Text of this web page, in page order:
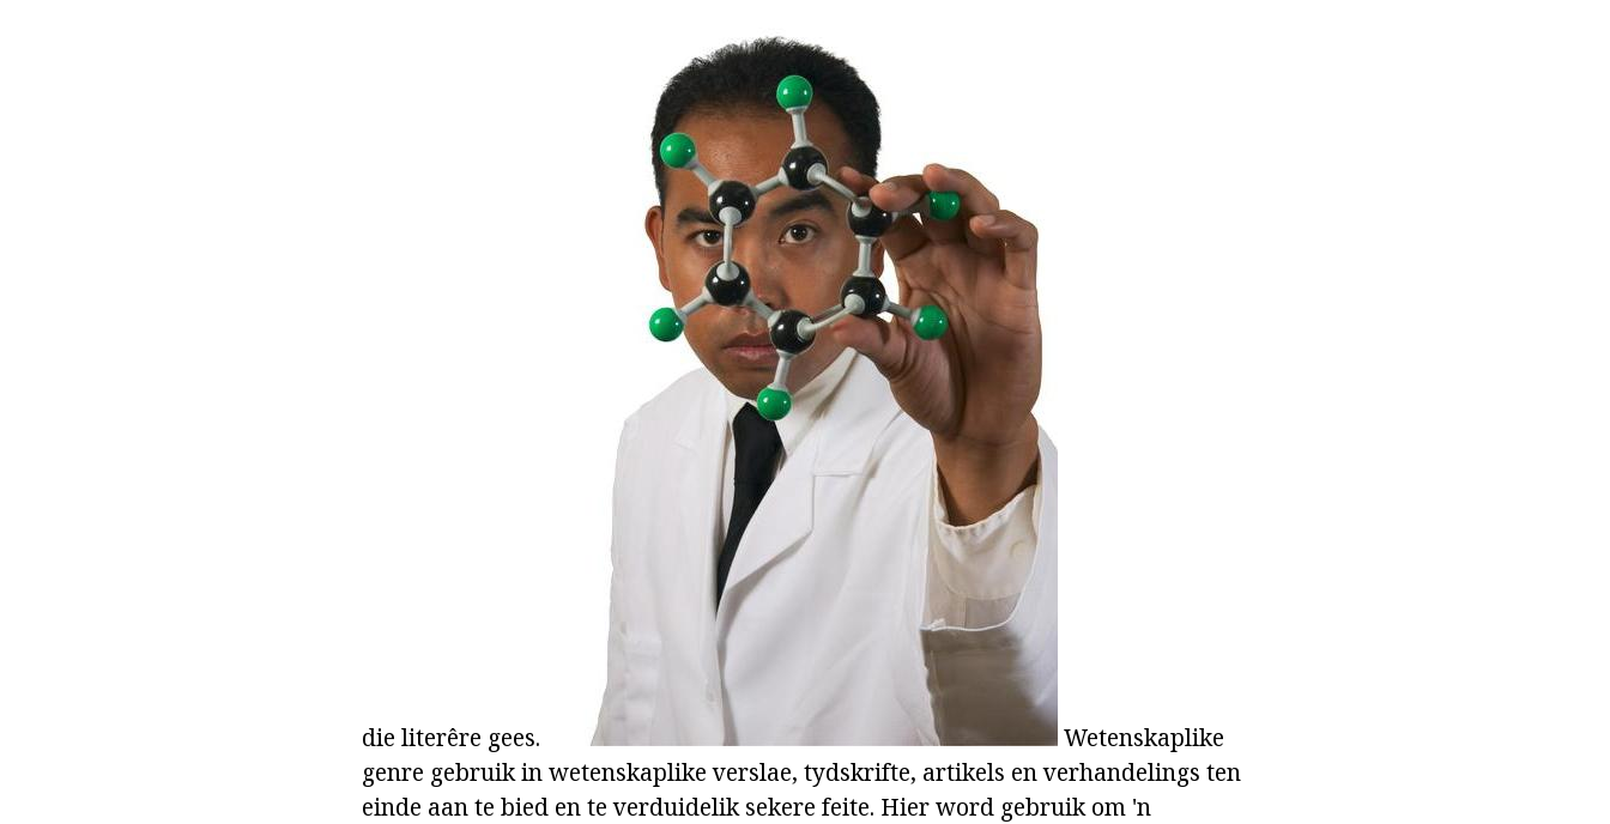
die literêre gees.
Wetenskaplike
genre gebruik in wetenskaplike verslae, tydskrifte, artikels en verhandelings ten
einde aan te bied en te verduidelik sekere feite. Hier word gebruik om 'n